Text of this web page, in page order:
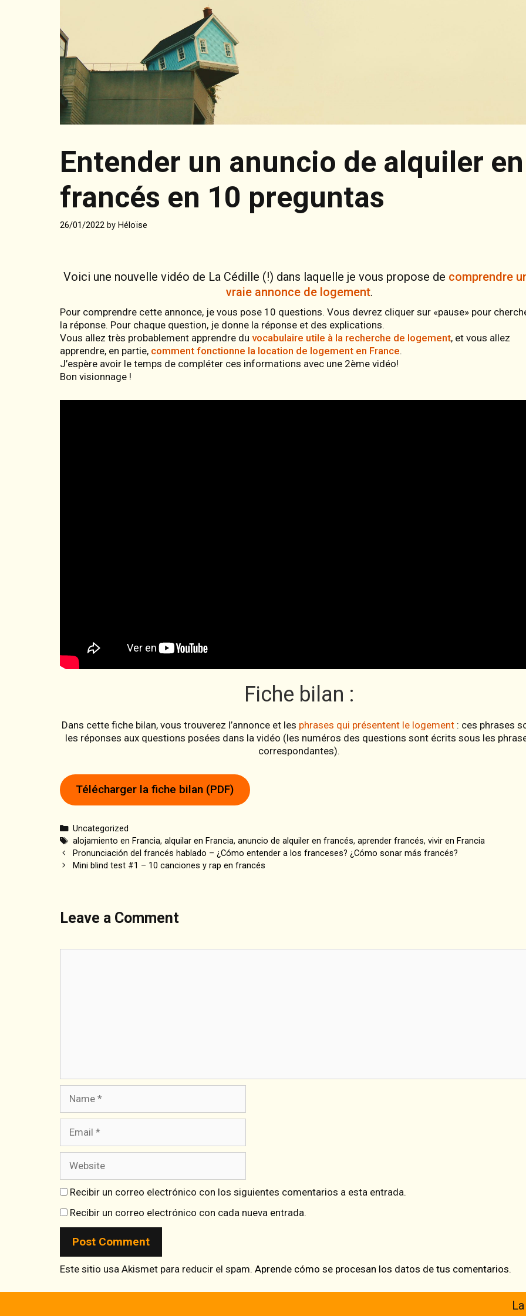
Entender un anuncio de alquiler en
francés en 10 preguntas
26/01/2022 by Héloïse
Voici une nouvelle vidéo de La Cédille (!) dans laquelle je vous propose de comprendre
vraie annonce de logement.
Pour comprendre cette annonce, je vous pose 10 questions. Vous devrez cliquer sur «pause» pour
la réponse. Pour chaque question, je donne la réponse et des explications.
Vous allez très probablement apprendre du vocabulaire utile à la recherche de logement, et vous allez
apprendre, en partie, comment fonctionne la location de logement en France.
J’espère avoir le temps de compléter ces informations avec une 2ème vidéo!
Bon visionnage !
Fiche bilan :
Dans cette fiche bilan, vous trouverez l’annonce et les phrases qui présentent le logement: ces phrases
les réponses aux questions posées dans la vidéo (les numéros des questions sont écrits sous les
correspondantes).
Télécharger la fiche bilan (PDF)
Categories
Uncategorized
Tags
alojamiento en Francia, alquilar en Francia, anuncio de alquiler en francés, aprender francés, vivir en Francia
Post
navigation
Pronunciación del francés hablado – ¿Cómo entender a los franceses? ¿Cómo sonar más francés?
Mini blind test #1 – 10 canciones y rap en francés
Leave a Comment
Recibir un correo electrónico con los siguientes comentarios a esta entrada.
Recibir un correo electrónico con cada nueva entrada.
Este sitio usa Akismet para reducir el spam. Aprende cómo se procesan los datos de tus comentarios.